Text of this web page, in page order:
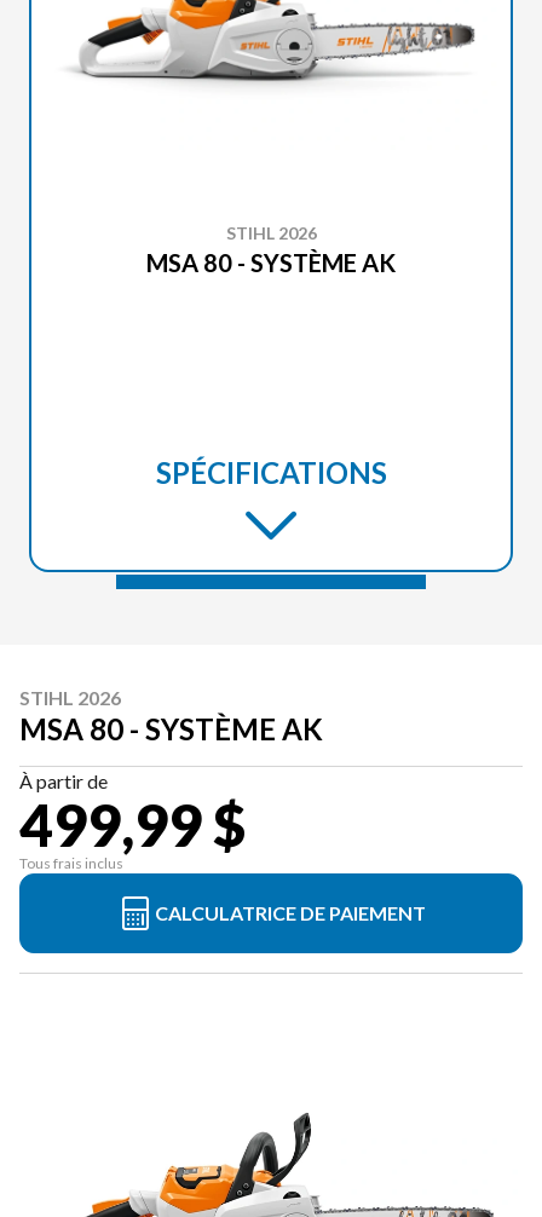
STIHL 2026
MSA 80 - SYSTÈME AK
SPÉCIFICATIONS
STIHL 2026
MSA 80 - SYSTÈME AK
À partir de
499,99 $
Tous frais inclus
CALCULATRICE DE PAIEMENT